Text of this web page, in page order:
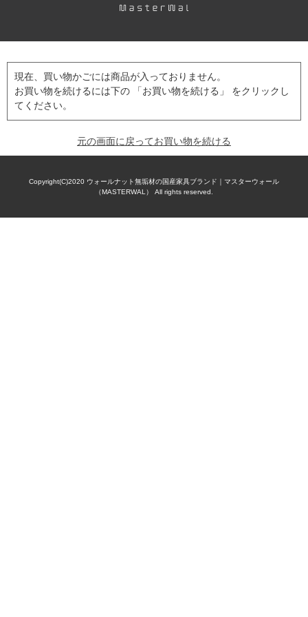
現在、買い物かごには商品が入っておりません。
お買い物を続けるには下の 「お買い物を続ける」 をクリックし
てください。
元の画面に戻ってお買い物を続ける
Copyright(C)2020 ウォールナット無垢材の国産家具ブランド｜マスターウォール
（MASTERWAL） All rights reserved.